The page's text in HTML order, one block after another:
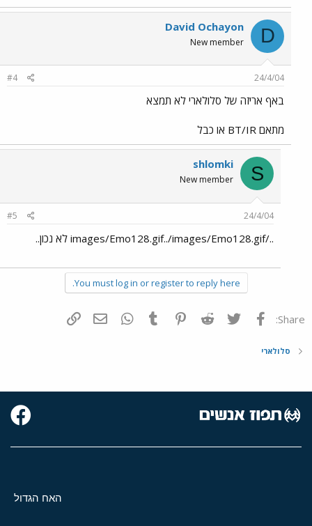
D
David Ochayon
New member
24/4/04
#4
באף אריזה של סלולארי לא תמצא
מתאם BT/IR או כבל
S
shlomki
New member
24/4/04
#5
../images/Emo128.gif../images/Emo128.gif לא נכון..
You must log in or register to reply here.
Share: פייסבוק Twitter
Reddit
Pinterest
Tumblr
WhatsAppדואר אלקטרוני
סלולארי
האח הגדול